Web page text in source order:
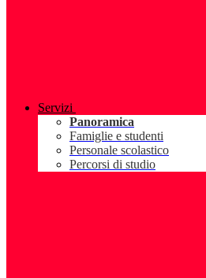
Servizi
Panoramica
Famiglie e studenti
Personale scolastico
Percorsi di studio